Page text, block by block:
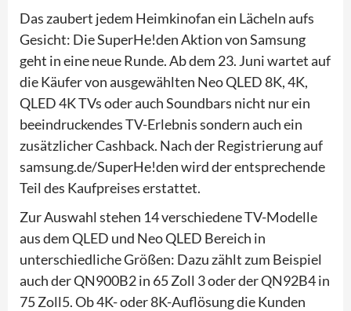
Das zaubert jedem Heimkinofan ein Lächeln aufs
Gesicht: Die SuperHe!den Aktion von Samsung
geht in eine neue Runde. Ab dem 23. Juni wartet auf
die Käufer von ausgewählten Neo QLED 8K, 4K,
QLED 4K TVs oder auch Soundbars nicht nur ein
beeindruckendes TV-Erlebnis sondern auch ein
zusätzlicher Cashback. Nach der Registrierung auf
samsung.de/SuperHe!den wird der entsprechende
Teil des Kaufpreises erstattet.
Zur Auswahl stehen 14 verschiedene TV-Modelle
aus dem QLED und Neo QLED Bereich in
unterschiedliche Größen: Dazu zählt zum Beispiel
auch der QN900B2 in 65 Zoll 3 oder der QN92B4 in
75 Zoll5. Ob 4K- oder 8K-Auflösung die Kunden